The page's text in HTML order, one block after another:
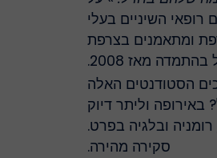
השיניים בעלי
ומתאמנים בצרפת
מאז 2008.
הסטודנטים האלה
וליתר דיוק
ובלגיה בפרט.
סקירה מהירה.